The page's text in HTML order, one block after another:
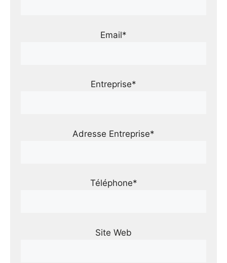
Email*
Entreprise*
Adresse Entreprise*
Téléphone*
Site Web